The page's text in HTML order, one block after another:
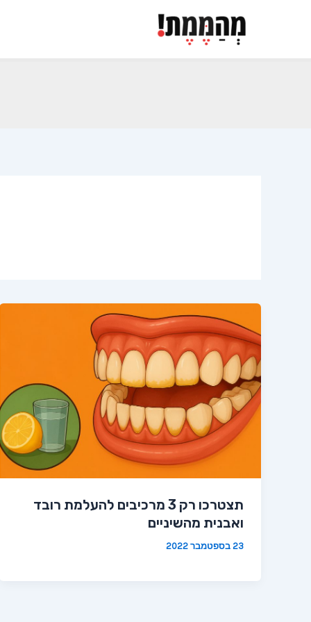
תצטרכו רק 3 מרכיבים להעלמת רובד
ואבנית מהשיניים
23 בספטמבר 2022